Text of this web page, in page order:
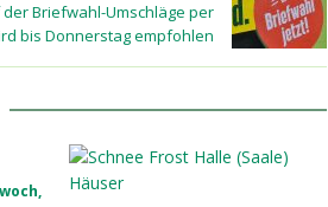
Briefwahl-Umschläge per
bis Donnerstag empfohlen